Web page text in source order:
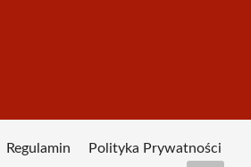
Regulamin Polityka Prywatności